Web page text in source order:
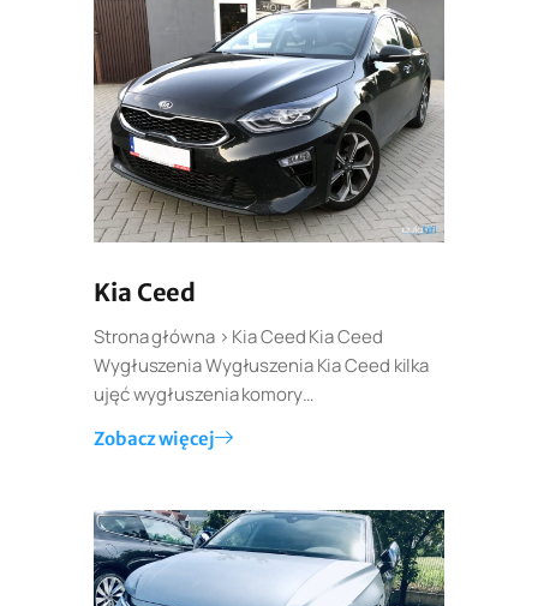
Kia Ceed
Strona główna > Kia Ceed Kia Ceed
Wygłuszenia Wygłuszenia Kia Ceed kilka
ujęć wygłuszenia komory…
Zobacz więcej